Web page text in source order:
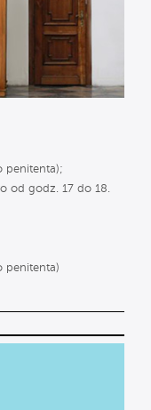
penitenta);
od godz. 17 do 18.
penitenta)